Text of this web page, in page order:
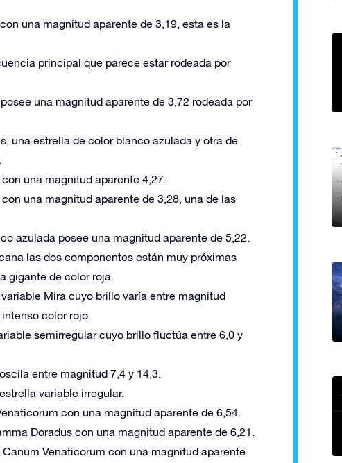
una magnitud aparente de 3,19, esta es la
principal que parece estar rodeada por
una magnitud aparente de 3,72 rodeada por
una estrella de color blanco azulada y otra de
una magnitud aparente 4,27.
una magnitud aparente de 3,28, una de las
azulada posee una magnitud aparente de 5,22.
las dos componentes están muy próximas
gigante de color roja.
Mira cuyo brillo varía entre magnitud
color rojo.
semirregular cuyo brillo fluctúa entre 6,0 y
entre magnitud 7,4 y 14,3.
variable irregular.
con una magnitud aparente de 6,54.
Doradus con una magnitud aparente de 6,21.
Venaticorum con una magnitud aparente